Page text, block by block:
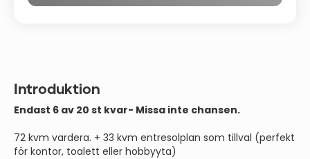
Introduktion
Endast 6 av 20 st kvar- Missa inte chansen.
72 kvm vardera. + 33 kvm entresolplan som tillval (perfekt
för kontor, toalett eller hobbyyta)